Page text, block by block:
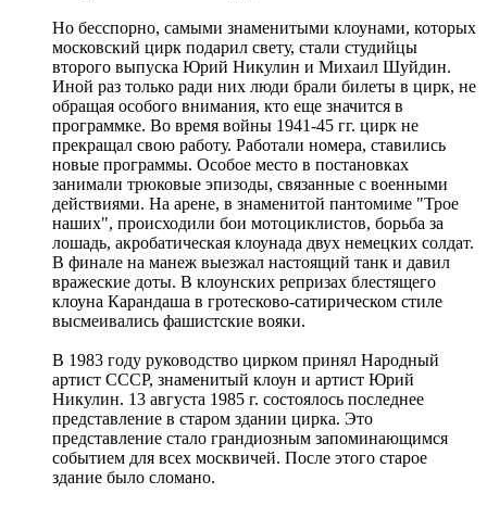
Но бесспорно, самыми знаменитыми клоунами, которых
московский цирк подарил свету, стали студийцы
второго выпуска Юрий Никулин и Михаил Шуйдин.
Иной раз только ради них люди брали билеты в цирк, не
обращая особого внимания, кто еще значится в
программке. Во время войны 1941-45 гг. цирк не
прекращал свою работу. Работали номера, ставились
новые программы. Особое место в постановках
занимали трюковые эпизоды, связанные с военными
действиями. На арене, в знаменитой пантомиме "Трое
наших", происходили бои мотоциклистов, борьба за
лошадь, акробатическая клоунада двух немецких солдат.
В финале на манеж выезжал настоящий танк и давил
вражеские доты. В клоунских репризах блестящего
клоуна Карандаша в гротесково-сатирическом стиле
высмеивались фашистские вояки.
В 1983 году руководство цирком принял Народный
артист СССР, знаменитый клоун и артист Юрий
Никулин. 13 августа 1985 г. состоялось последнее
представление в старом здании цирка. Это
представление стало грандиозным запоминающимся
событием для всех москвичей. После этого старое
здание было сломано.